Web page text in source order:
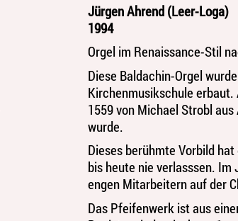
Jürgen Ahrend (Leer-Loga)
1994
Orgel im Renaissance-Stil
Diese Baldachin-Orgel
Kirchenmusikschule erbaut.
1559 von Michael Strobl
wurde.
Dieses berühmte Vorbild
bis heute nie verlasssen. Im
engen Mitarbeitern auf der
Das Pfeifenwerk ist aus